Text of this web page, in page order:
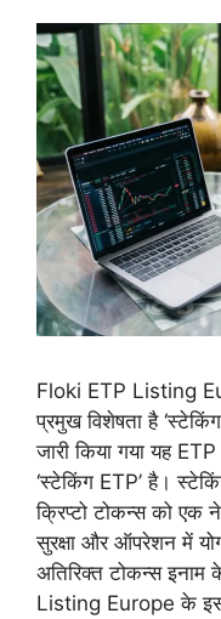
Floki ETP Listing
प्रमुख विशेषता है
जारी किया गया यह
‘स्टेकिंग ETP’ है।
क्रिप्टो टोकन्स को
सुरक्षा और ऑपरेशन में
अतिरिक्त टोकन्स
Listing Europe के इस